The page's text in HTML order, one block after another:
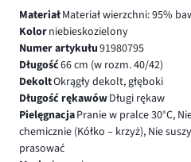
MateriałMateriał wierzchni: 95%
Kolorniebieskozielony
Numer artykułu91980795
Długość66 cm (w rozm. 40/42)
DekoltOkrągły dekolt, głęboki
Długość rękawówDługi rękaw
PielęgnacjaPranie w pralce 30°C,
chemicznie (Kółko – krzyż), Nie
prasować